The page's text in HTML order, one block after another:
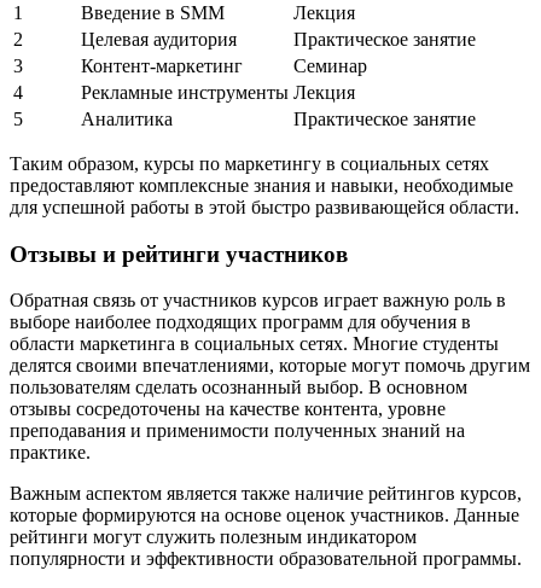
1
Введение в SMM
Лекция
2
Целевая аудитория
Практическое занятие
3
Контент-маркетинг
Семинар
4
Рекламные инструменты Лекция
5
Аналитика Практическое занятие
Таким образом, курсы по маркетингу в социальных сетях
предоставляют комплексные знания и навыки, необходимые
для успешной работы в этой быстро развивающейся области.
Отзывы и рейтинги участников
Обратная связь от участников курсов играет важную роль в
выборе наиболее подходящих программ для обучения в
области маркетинга в социальных сетях. Многие студенты
делятся своими впечатлениями, которые могут помочь другим
пользователям сделать осознанный выбор. В основном
отзывы сосредоточены на качестве контента, уровне
преподавания и применимости полученных знаний на
практике.
Важным аспектом является также наличие рейтингов курсов,
которые формируются на основе оценок участников. Данные
рейтинги могут служить полезным индикатором
популярности и эффективности образовательной программы.